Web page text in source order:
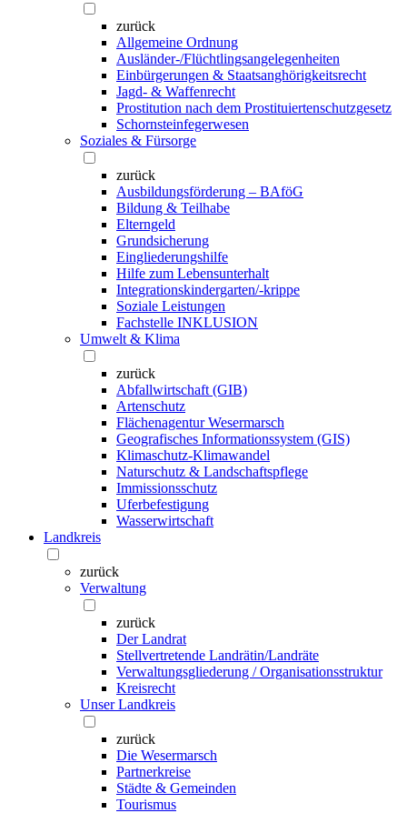
zurück
Allgemeine Ordnung
Ausländer-/Flüchtlingsangelegenheiten
Einbürgerungen & Staatsanghörigkeitsrecht
Jagd- & Waffenrecht
Prostitution nach dem Prostituiertenschutzgesetz
Schornsteinfegerwesen
Soziales & Fürsorge
zurück
Ausbildungsförderung – BAföG
Bildung & Teilhabe
Elterngeld
Grundsicherung
Eingliederungshilfe
Hilfe zum Lebensunterhalt
Integrationskindergarten/-krippe
Soziale Leistungen
Fachstelle INKLUSION
Umwelt & Klima
zurück
Abfallwirtschaft (GIB)
Artenschutz
Flächenagentur Wesermarsch
Geografisches Informationssystem (GIS)
Klimaschutz-Klimawandel
Naturschutz & Landschaftspflege
Immissionsschutz
Uferbefestigung
Wasserwirtschaft
Landkreis
zurück
Verwaltung
zurück
Der Landrat
Stellvertretende Landrätin/Landräte
Verwaltungsgliederung / Organisationsstruktur
Kreisrecht
Unser Landkreis
zurück
Die Wesermarsch
Partnerkreise
Städte & Gemeinden
Tourismus